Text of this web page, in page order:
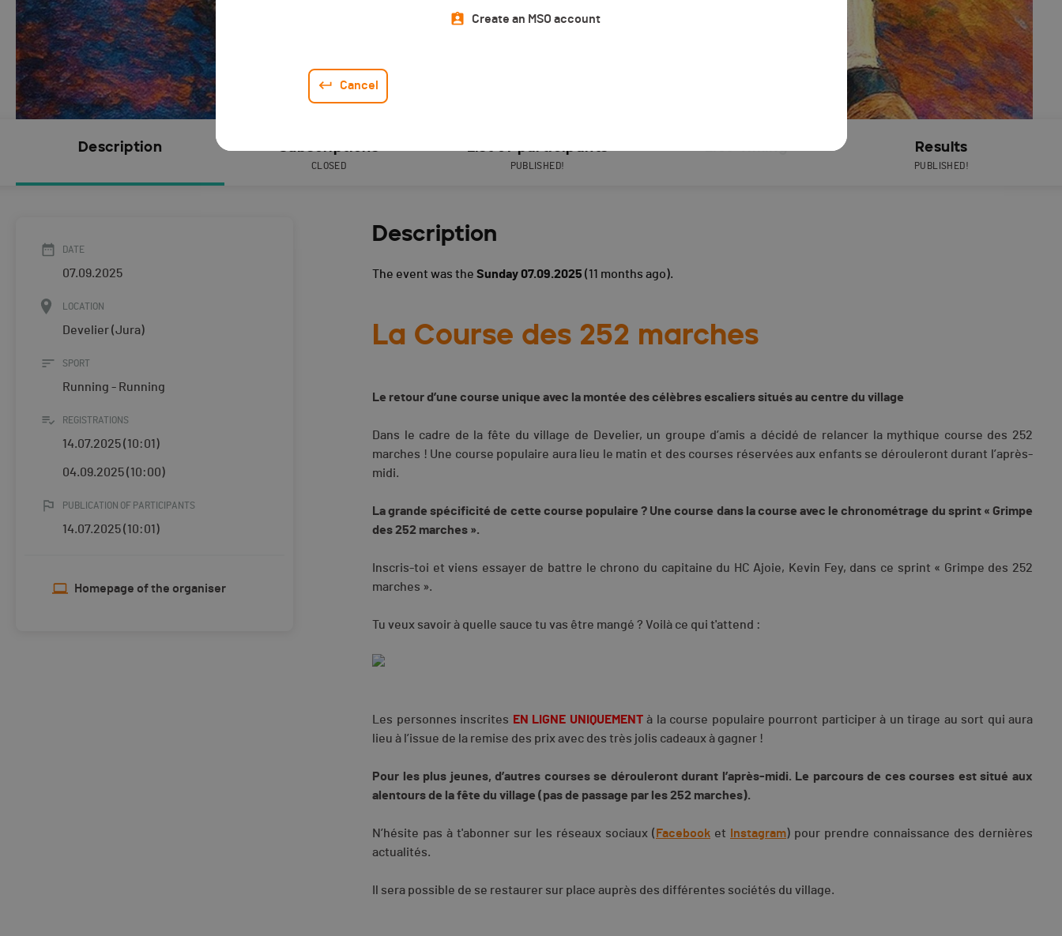
Create an MSO account
Cancel
Description Subscriptions
CLOSED
List of participants
PUBLISHED!
Live Timing Results
PUBLISHED!
DATE
07.09.2025
LOCATION
Develier (Jura)
SPORT
Running - Running
REGISTRATIONS
14.07.2025 (10:01)
04.09.2025 (10:00)
PUBLICATION OF PARTICIPANTS
14.07.2025 (10:01)
Homepage of the organiser
Description
The event was the Sunday 07.09.2025 (11 months ago).
La Course des 252 marches
Le retour d’une course unique avec la montée des célèbres escaliers situés au centre du village
Dans le cadre de la fête du village de Develier, un groupe d’amis a décidé de relancer la mythique course des 252
marches ! Une course populaire aura lieu le matin et des courses réservées aux enfants se dérouleront durant l’après-
midi.
La grande spécificité de cette course populaire ? Une course dans la course avec le chronométrage du sprint « Grimpe
des 252 marches ».
Inscris-toi et viens essayer de battre le chrono du capitaine du HC Ajoie, Kevin Fey, dans ce sprint « Grimpe des 252
marches ».
Tu veux savoir à quelle sauce tu vas être mangé ? Voilà ce qui t'attend :
Les personnes inscrites EN LIGNE UNIQUEMENTà la course populaire pourront participer à un tirage au sort qui aura
lieu à l’issue de la remise des prix avec des très jolis cadeaux à gagner !
Pour les plus jeunes, d’autres courses se dérouleront durant l’après-midi. Le parcours de ces courses est situé aux
alentours de la fête du village (pas de passage par les 252 marches).
N’hésite pas à t'abonner sur les réseaux sociaux ( Facebook et Instagram) pour prendre connaissance des dernières
actualités.
Il sera possible de se restaurer sur place auprès des différentes sociétés du village.